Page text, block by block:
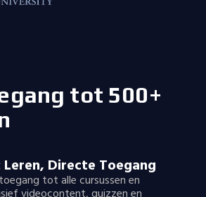
tot 500+
Directe Toegang
tot alle cursussen en